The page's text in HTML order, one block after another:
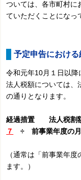
ついては、各市町村に
ていただくことになっ
予定申告におけ
令和元年10月１日以降
法人税額については、
の通りとなります。
経過措置 法人税割
７
÷ 前事業年度の月
（通常は「前事業年
ます。）